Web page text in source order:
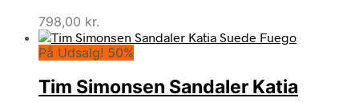
798,00 kr.
På Udsalg! 50%
Tim Simonsen Sandaler Katia